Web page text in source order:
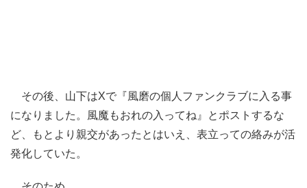
その後、山下はXで『風磨の個人ファンクラブに入る事
になりました。風魔もおれの入ってね』とポストするな
ど、もとより親交があったとはいえ、表立っての絡みが活
発化していた。